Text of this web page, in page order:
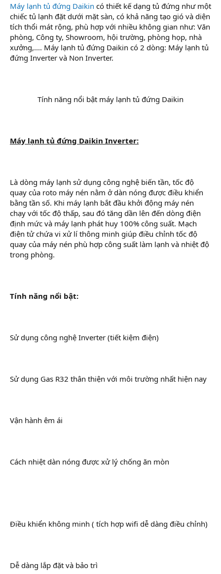
Máy lạnh tủ đứng Daikin có thiết kế dạng tủ đứng như một
chiếc tủ lạnh đặt dưới mặt sàn, có khả năng tạo gió và diện
tích thổi mát rộng, phù hợp với nhiều không gian như: Văn
phòng, Công ty, Showroom, hội trường, phòng họp, nhà
xưởng,.... Máy lạnh tủ đứng Daikin có 2 dòng: Máy lạnh tủ
đứng Inverter và Non Inverter.
Tính năng nổi bật máy lạnh tủ đứng Daikin​
Máy lạnh tủ đứng Daikin Inverter:
Là dòng máy lạnh sử dụng công nghệ biến tần, tốc độ
quay của roto máy nén nằm ở dàn nóng được điều khiển
bằng tần số. Khi máy lạnh bắt đầu khởi động máy nén
chạy với tốc độ thấp, sau đó tăng dần lên đến dòng điện
định mức và máy lạnh phát huy 100% công suất. Mạch
điện tử chứa vi xử lí thông minh giúp điều chỉnh tốc độ
quay của máy nén phù hợp công suất làm lạnh và nhiệt độ
trong phòng.
Tính năng nổi bật:
Sử dụng công nghệ Inverter (tiết kiệm điện)
Sử dụng Gas R32 thân thiện với môi trường nhất hiện nay
Vận hành êm ái
Cách nhiệt dàn nóng được xử lý chống ăn mòn
Điều khiển không minh ( tích hợp wifi dễ dàng điều chỉnh)
Dễ dàng lắp đặt và bảo trì